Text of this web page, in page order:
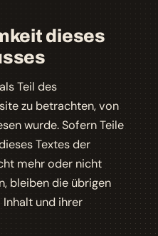
dieses
Teil des
zu betrachten, von
wurde. Sofern Teile
Textes der
mehr oder nicht
bleiben die übrigen
Inhalt und ihrer